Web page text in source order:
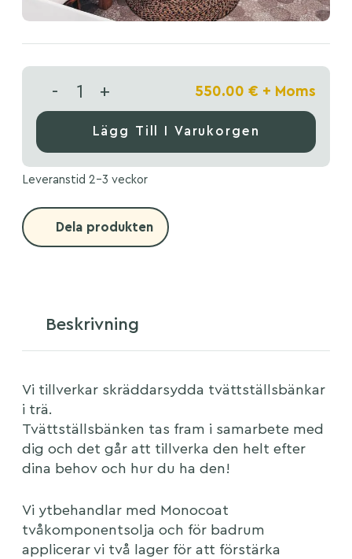
- + 550.00 € + Moms
Lägg Till I Varukorgen
Leveranstid 2-3 veckor
Dela produkten
Beskrivning
Vi tillverkar skräddarsydda tvättställsbänkar
i trä.
Tvättställsbänken tas fram i samarbete med
dig och det går att tillverka den helt efter
dina behov och hur du ha den!
Vi ytbehandlar med Monocoat
tvåkomponentsolja och för badrum
applicerar vi två lager för att förstärka